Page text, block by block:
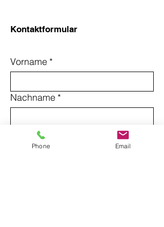
Kontaktformular
Vorname *
Nachname *
*
Phone Email